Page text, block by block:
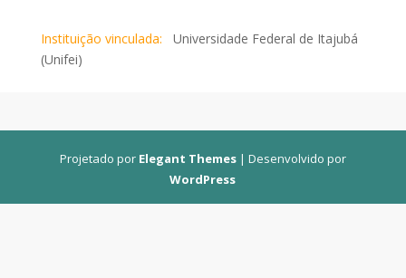
Instituição vinculada: Universidade Federal de Itajubá
(Unifei)
Projetado por Elegant Themes| Desenvolvido por
WordPress